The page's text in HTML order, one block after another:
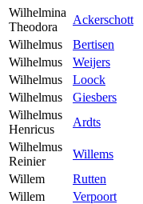
Wilhelmina
Theodora
Ackerschott
Wilhelmus
Bertisen
Wilhelmus
Weijers
Wilhelmus
Loock
Wilhelmus
Giesbers
Wilhelmus
Henricus
Ardts
Wilhelmus
Reinier
Willems
Willem
Rutten
Willem
Verpoort